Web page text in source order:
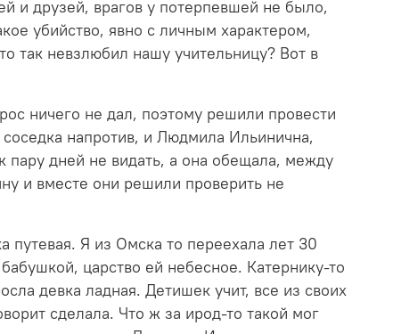
и друзей, врагов у потерпевшей не было,
убийство, явно с личным характером,
так невзлюбил нашу учительницу? Вот в
ничего не дал, поэтому решили провести
напротив, и Людмила Ильинична,
пару дней не видать, а она обещала, между
и вместе они решили проверить не
путевая. Я из Омска то переехала лет 30
царство ей небесное. Катернику-то
девка ладная. Детишек учит, все из своих
сделала. Что ж за ирод-то такой мог